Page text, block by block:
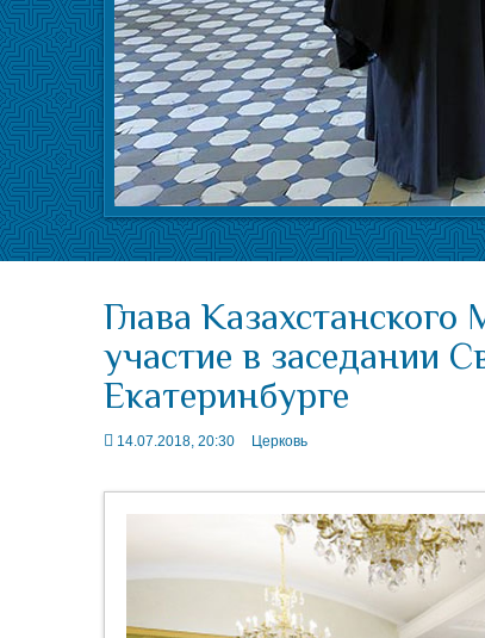
Глава
участие в заседании
Екатеринбурге
14.07.2018, 20:30 Церковь